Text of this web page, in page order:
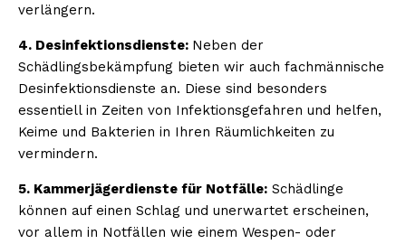
verlängern.
4. Desinfektionsdienste: Neben der
Schädlingsbekämpfung bieten wir auch fachmännische
Desinfektionsdienste an. Diese sind besonders
essentiell in Zeiten von Infektionsgefahren und helfen,
Keime und Bakterien in Ihren Räumlichkeiten zu
vermindern.
5. Kammerjägerdienste für Notfälle: Schädlinge
können auf einen Schlag und unerwartet erscheinen,
vor allem in Notfällen wie einem Wespen- oder